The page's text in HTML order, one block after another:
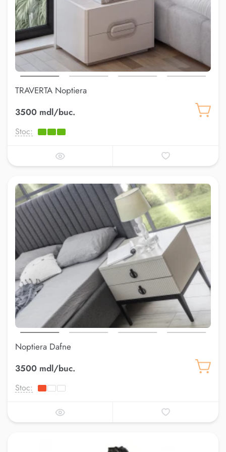
TRAVERTA Noptiera
3500 mdl/buc.
Stoc:
Noptiera Dafne
3500 mdl/buc.
Stoc: